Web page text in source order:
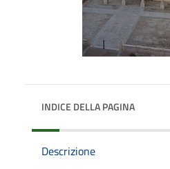
INDICE DELLA PAGINA
Descrizione